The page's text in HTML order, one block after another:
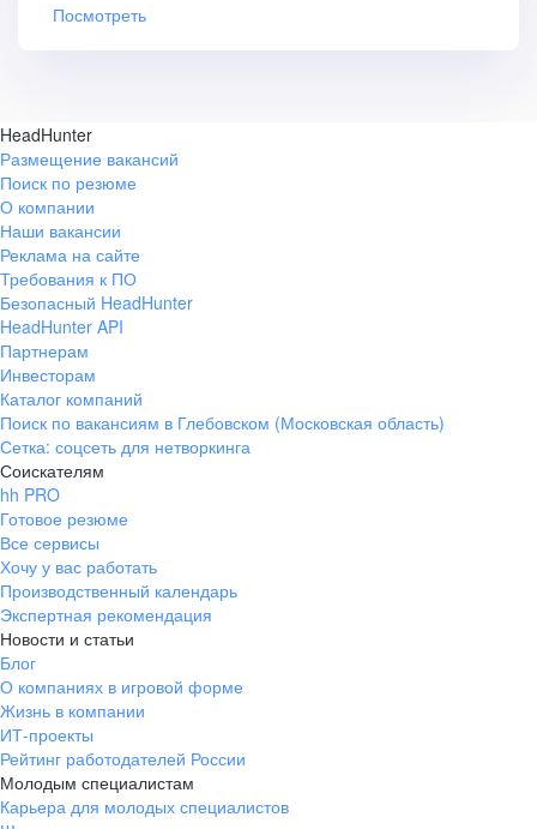
Посмотреть
HeadHunter
Размещение вакансий
Поиск по резюме
О компании
Наши вакансии
Реклама на сайте
Требования к ПО
Безопасный HeadHunter
HeadHunter API
Партнерам
Инвесторам
Каталог компаний
Поиск по вакансиям в Глебовском (Московская область)
Сетка: соцсеть для нетворкинга
Соискателям
hh PRO
Готовое резюме
Все сервисы
Хочу у вас работать
Производственный календарь
Экспертная рекомендация
Новости и статьи
Блог
О компаниях в игровой форме
Жизнь в компании
ИТ-проекты
Рейтинг работодателей России
Молодым специалистам
Карьера для молодых специалистов